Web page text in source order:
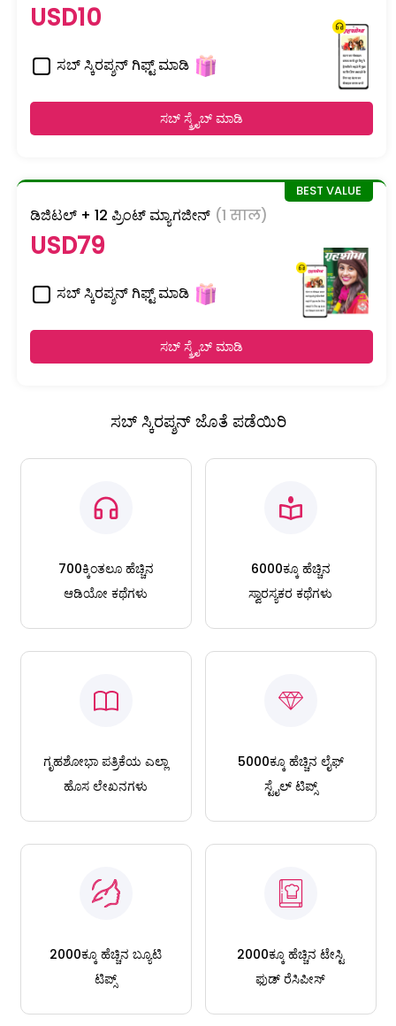
USD10
ಸಬ್ ಸ್ಕಿರಪ್ಶನ್ ಗಿಫ್ಟ್ ಮಾಡಿ
ಸಬ್ ಸ್ಕ್ರೈಬ್ ಮಾಡಿ
ಡಿಜಿಟಲ್ + 12 ಪ್ರಿಂಟ್ ಮ್ಯಾಗಜೀನ್ (1 साल)
USD79
ಸಬ್ ಸ್ಕಿರಪ್ಶನ್ ಗಿಫ್ಟ್ ಮಾಡಿ
ಸಬ್ ಸ್ಕ್ರೈಬ್ ಮಾಡಿ
ಸಬ್ ಸ್ಕಿರಪ್ಶನ್ ಜೊತೆ ಪಡೆಯಿರಿ
700ಕ್ಕಿಂತಲೂ ಹೆಚ್ಚಿನ
ಆಡಿಯೋ ಕಥೆಗಳು
6000ಕ್ಕೂ ಹೆಚ್ಚಿನ
ಸ್ವಾರಸ್ಯಕರ ಕಥೆಗಳು
ಗೃಹಶೋಭಾ ಪತ್ರಿಕೆಯ ಎಲ್ಲಾ
ಹೊಸ ಲೇಖನಗಳು
5000ಕ್ಕೂ ಹೆಚ್ಚಿನ ಲೈಫ್
ಸ್ಟೈಲ್ ಟಿಪ್ಸ್
2000ಕ್ಕೂ ಹೆಚ್ಚಿನ ಬ್ಯೂಟಿ
ಟಿಪ್ಸ್
2000ಕ್ಕೂ ಹೆಚ್ಚಿನ ಟೇಸ್ಟಿ
ಫುಡ್ ರೆಸಿಪೀಸ್